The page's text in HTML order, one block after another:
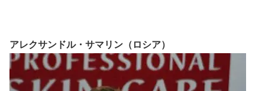
アレクサンドル・サマリン（ロシア）